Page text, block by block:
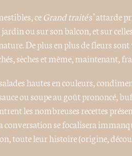
ceGrand traités’attarde
ou sur son balcon, et sur
De plus en plus de fleurs sont
sèches et même, maintenant,
hautes en couleurs,
ou soupe au goût prononcé,
les nombreuses recettes
conversation se focalisera
toute leur histoire (origine,